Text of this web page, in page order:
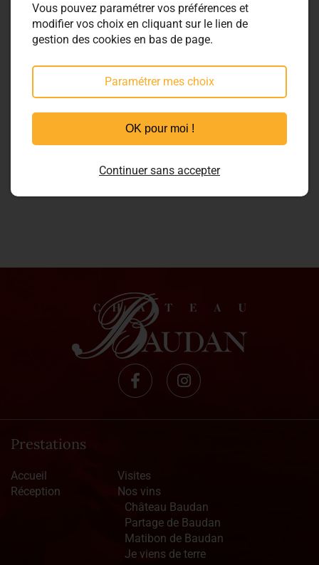
demande sont marquées par un astérisque.
Prestations
Accueil
Visites
Réception
Nos vins
Château Baudan
Partage de Baudan
Matibon de Baudan
Je viens de terre
Vous pouvez paramétrer vos préférences et
modifier vos choix en cliquant sur le lien de
gestion des cookies en bas de page.
Paramétrer mes choix
OK pour moi !
Continuer sans accepter